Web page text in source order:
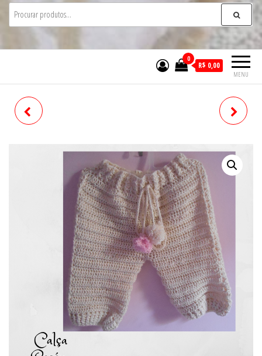
MENU
0
R$ 0,00